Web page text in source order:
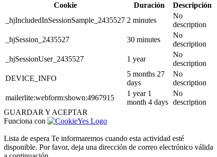
Cookie
Duración
Descripción
_hjIncludedInSessionSample_2435527 2 minutes
No
description
_hjSession_2435527
30 minutes
No
description
_hjSessionUser_2435527
1 year
No
description
DEVICE_INFO
5 months 27
days
No
description
mailerlite:webform:shown:4967915
1 year 1
month 4 days
No
description
GUARDAR Y ACEPTAR
Funciona con
Lista de espera Te informaremos cuando esta actividad esté
disponible. Por favor, deja una dirección de correo electrónico válida